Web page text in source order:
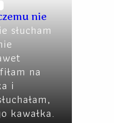
nie
słucham
na
i
kawałka.